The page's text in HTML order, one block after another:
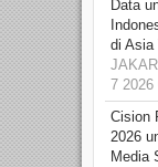
Data
di Asia
7 2026
Cision
2026
Media